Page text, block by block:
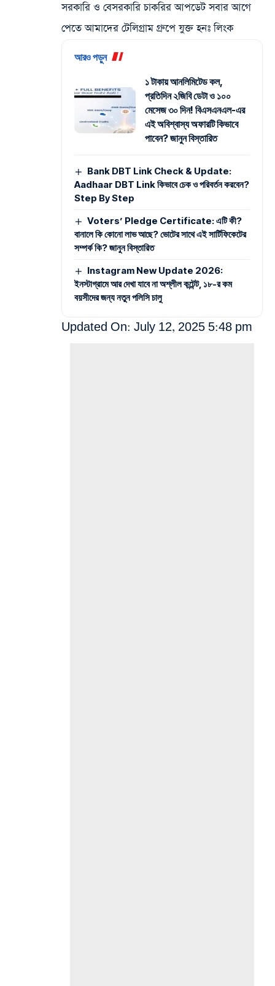
সরকারি ও বেসরকারি চাকরির আপডেট সবার আগে
পেতে আমাদের টেলিগ্রাম গ্রুপে যুক্ত হনঃ লিংক
আরও পড়ুন
১ টাকায় আনলিমিটেড কল,
প্রতিদিন ২জিবি ডেটা ও ১০০
মেসেজ ৩০ দিন! বিএসএনএল-এর
এই অবিশ্বাস্য অফারটি কিভাবে
পাবেন? জানুন বিস্তারিত
Bank DBT Link Check & Update:
Aadhaar DBT Link কিভাবে চেক ও পরিবর্তন করবেন?
Step By Step
Voters’ Pledge Certificate: এটি কী?
বানালে কি কোনো লাভ আছে? ভোটের সাথে এই সার্টিফিকেটের
সম্পর্ক কি? জানুন বিস্তারিত
Instagram New Update 2026:
ইনস্টাগ্রামে আর দেখা যাবে না অশ্লীল কন্টেন্ট, ১৮-র কম
বয়সীদের জন্য নতুন পলিসি চালু
Updated On: July 12, 2025 5:48 pm